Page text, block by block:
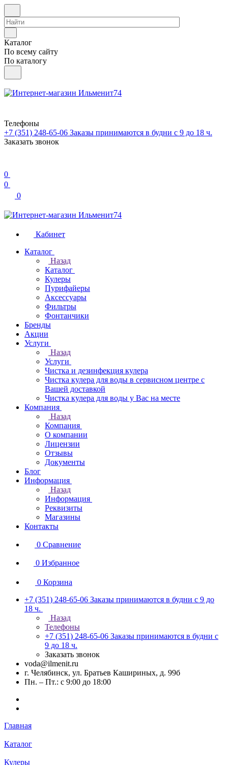
Каталог
По всему сайту
По каталогу
Телефоны
+7 (351) 248-65-06 Заказы принимаются в будни с 9 до 18 ч.
Заказать звонок
0
0
0
Кабинет
Каталог
Назад
Каталог
Кулеры
Пурифайеры
Аксессуары
Фильтры
Фонтанчики
Бренды
Акции
Услуги
Назад
Услуги
Чистка и дезинфекция кулера
Чистка кулера для воды в сервисном центре с
Вашей доставкой
Чистка кулера для воды у Вас на месте
Компания
Назад
Компания
О компании
Лицензии
Отзывы
Документы
Блог
Информация
Назад
Информация
Реквизиты
Магазины
Контакты
0 Сравнение
0 Избранное
0 Корзина
+7 (351) 248-65-06 Заказы принимаются в будни с 9 до
18 ч.
Назад
Телефоны
+7 (351) 248-65-06 Заказы принимаются в будни с
9 до 18 ч.
Заказать звонок
voda@ilmenit.ru
г. Челябинск, ул. Братьев Кашириных, д. 99б
Пн. – Пт.: с 9:00 до 18:00
Главная
Каталог
Кулеры